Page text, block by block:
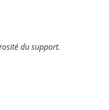
du support.